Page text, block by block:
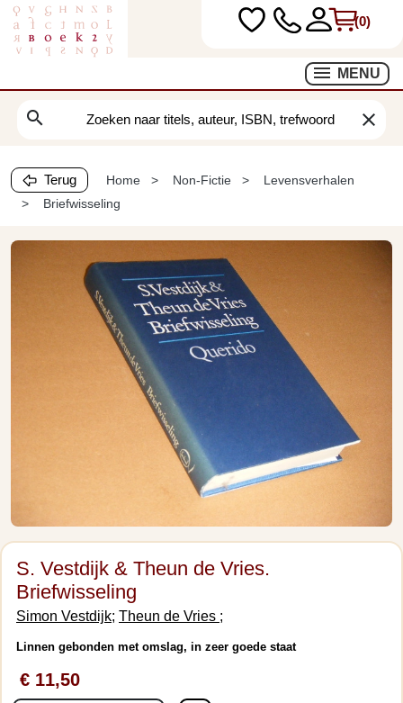
(0)
MENU
search clear
Terug Home Non-Fictie
Levensverhalen
Briefwisseling
S. Vestdijk & Theun de Vries.
Briefwisseling
Simon Vestdijk; Theun de Vries ;
Linnen gebonden met omslag, in zeer goede staat
€ 11,50